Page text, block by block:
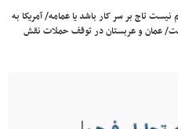
نیست تاج بر سر کار باشد یا عمامه/ آمریکا به
عمان و عربستان در توقف حملات نقش